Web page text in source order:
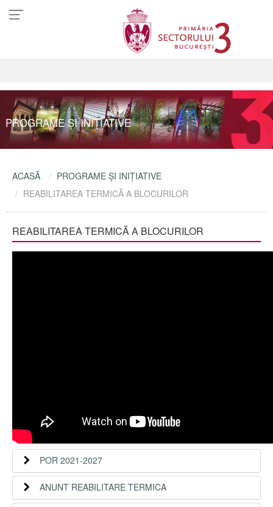
PROGRAME ŞI INIŢIATIVE
ACASĂ
PROGRAME ŞI INIŢIATIVE
REABILITAREA TERMICĂ A BLOCURILOR
REABILITAREA TERMICĂ A BLOCURILOR
POR 2021-2027
ANUNT REABILITARE TERMICA